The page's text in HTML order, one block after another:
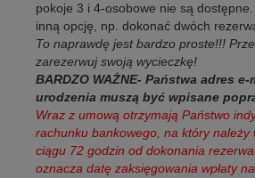
pokoje 3 i 4-osobowe nie są
inną opcję, np. dokonać dwóch
To naprawdę jest bardzo proste!!!
zarezerwuj swoją wycieczkę!
BARDZO WAŻNE- Państwa adres
urodzenia muszą być wpisane
Wraz z umową otrzymają Państwo
rachunku bankowego, na który należy
ciągu 72 godzin od dokonania
oznacza datę zaksięgowania wpłaty